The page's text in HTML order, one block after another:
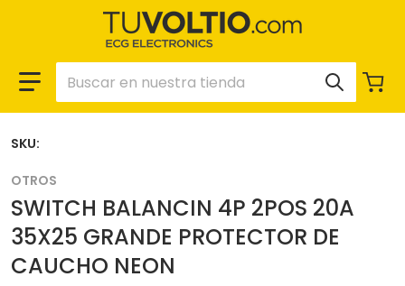
Buscar en nuestra tienda
OTROS
SWITCH BALANCIN 4P 2POS 20A
35X25 GRANDE PROTECTOR DE
CAUCHO NEON
SKU: